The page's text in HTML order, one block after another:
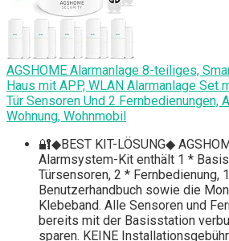
AGSHOME Alarmanlage 8-teiliges,
Haus mit APP, WLAN Alarmanlage Set
Tür Sensoren Und 2 Fernbedienungen,
Wohnung, Wohnmobil
🔐◆BEST KIT-LÖSUNG◆
Alarmsystem-Kit enthält 1 *
Türsensoren, 2 * Fernbedienung,
Benutzerhandbuch sowie die
Klebeband. Alle Sensoren und
bereits mit der Basisstation
sparen. KEINE